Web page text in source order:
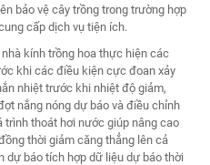
bảo vệ cây trồng trong trường hợp
cấp dịch vụ tiện ích.
kính trồng hoa thực hiện các
khi các điều kiện cực đoan xảy
nhiệt trước khi nhiệt độ giảm,
nắng nóng dự báo và điều chỉnh
trình thoát hơi nước giúp nâng cao
thời giảm căng thẳng lên cả
dự báo tích hợp dữ liệu dự báo thời